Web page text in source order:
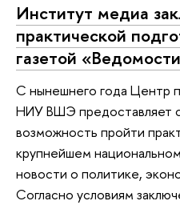
Институт медиа
практической
газетой
С нынешнего года Центр
НИУ ВШЭ предоставляет
возможность пройти
крупнейшем
новости о политике,
Согласно условиям